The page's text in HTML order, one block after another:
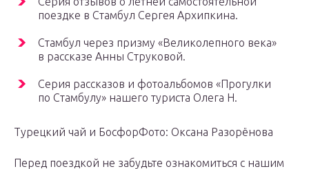
поездке в Стамбул Сергея Архипкина.
Стамбул через призму «Великолепного века»
в рассказе Анны Струковой.
Серия рассказов и фотоальбомов «Прогулки
по Стамбулу» нашего туриста Олега Н.
Турецкий чай и БосфорФото: Оксана Разорёнова
Перед поездкой не забудьте ознакомиться с нашим